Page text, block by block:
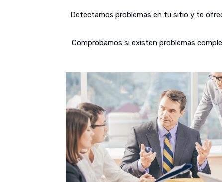
Detectamos problemas en tu sitio y te
Comprobamos si existen problemas